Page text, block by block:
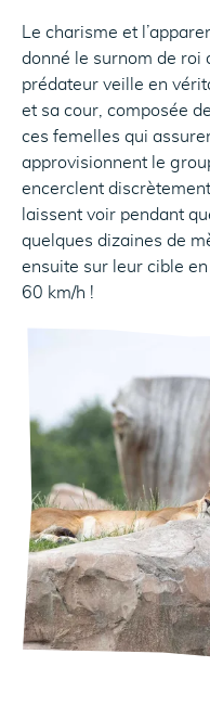
Le charisme et
donné le surnom de roi
prédateur veille en
et sa cour, composée
ces femelles qui
approvisionnent le
encerclent
laissent voir pendant
quelques dizaines de
ensuite sur leur cible
60 km/h !